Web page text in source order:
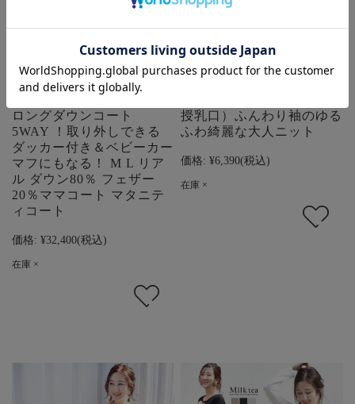
ママコート アウター
ロングダウンコート
5WAY ！取り外しできる
ダッカー付き＆ベビーカー
マフにもなる！ M L リア
ル ダウン80％ フェザー
20％ママコート マタニテ
ィコート
価格: ¥32,400(税込)
在庫 ×
授乳口）ふんわり袖のゆる
ふわ綺麗な大人ニット
価格: ¥6,390(税込)
在庫 ×